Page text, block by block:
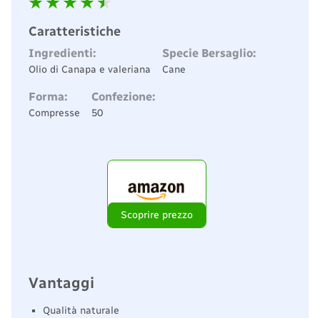
Caratteristiche
Ingredienti:
Olio di Canapa e valeriana
Specie Bersaglio:
Cane
Forma:
Compresse
Confezione:
50
Scoprire prezzo
Vantaggi
Qualità naturale